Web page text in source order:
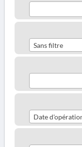
Sans filtre
Date